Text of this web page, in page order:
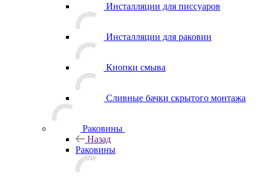
Инсталляции для писсуаров
Инсталляции для раковин
Кнопки смыва
Сливные бачки скрытого монтажа
Раковины
Назад
Раковины